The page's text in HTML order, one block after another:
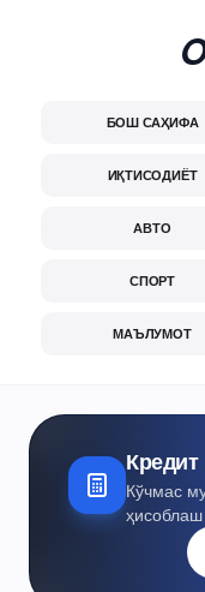
БОШ САҲИФА
ИҚТИСОДИЁТ
АВТО
СПОРТ
МАЪЛУМОТ
Кредит
Кўчмас
ҳисоблаш